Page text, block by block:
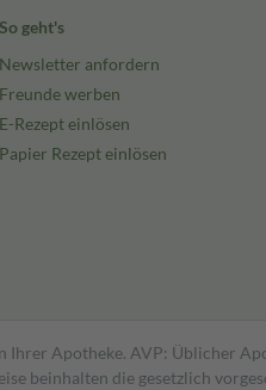
So geht's
Newsletter anfordern
Freunde werben
E-Rezept einlösen
Papier Rezept einlösen
Ihrer Apotheke. AVP: Üblicher
beinhalten die gesetzlich